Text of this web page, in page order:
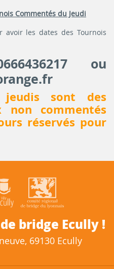
Commentés du Jeudi
avoir les dates des Tournois
ou
sont des
non commentés
réservés pour
bridge Ecully !
69130 Ecully